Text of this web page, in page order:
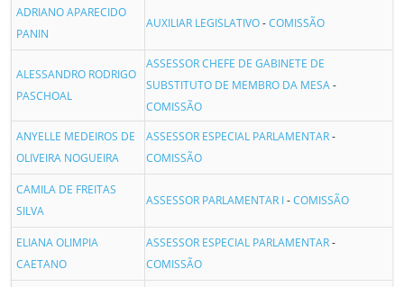
ADRIANO APARECIDO
PANIN
AUXILIAR LEGISLATIVO-COMISSÃO
ALESSANDRO RODRIGO
PASCHOAL
ASSESSOR CHEFE DE GABINETE DE
SUBSTITUTO DE MEMBRO DA MESA-
COMISSÃO
ANYELLE MEDEIROS DE
OLIVEIRA NOGUEIRA
ASSESSOR ESPECIAL PARLAMENTAR-
COMISSÃO
CAMILA DE FREITAS
SILVA
ASSESSOR PARLAMENTAR I-COMISSÃO
ELIANA OLIMPIA
CAETANO
ASSESSOR ESPECIAL PARLAMENTAR-
COMISSÃO